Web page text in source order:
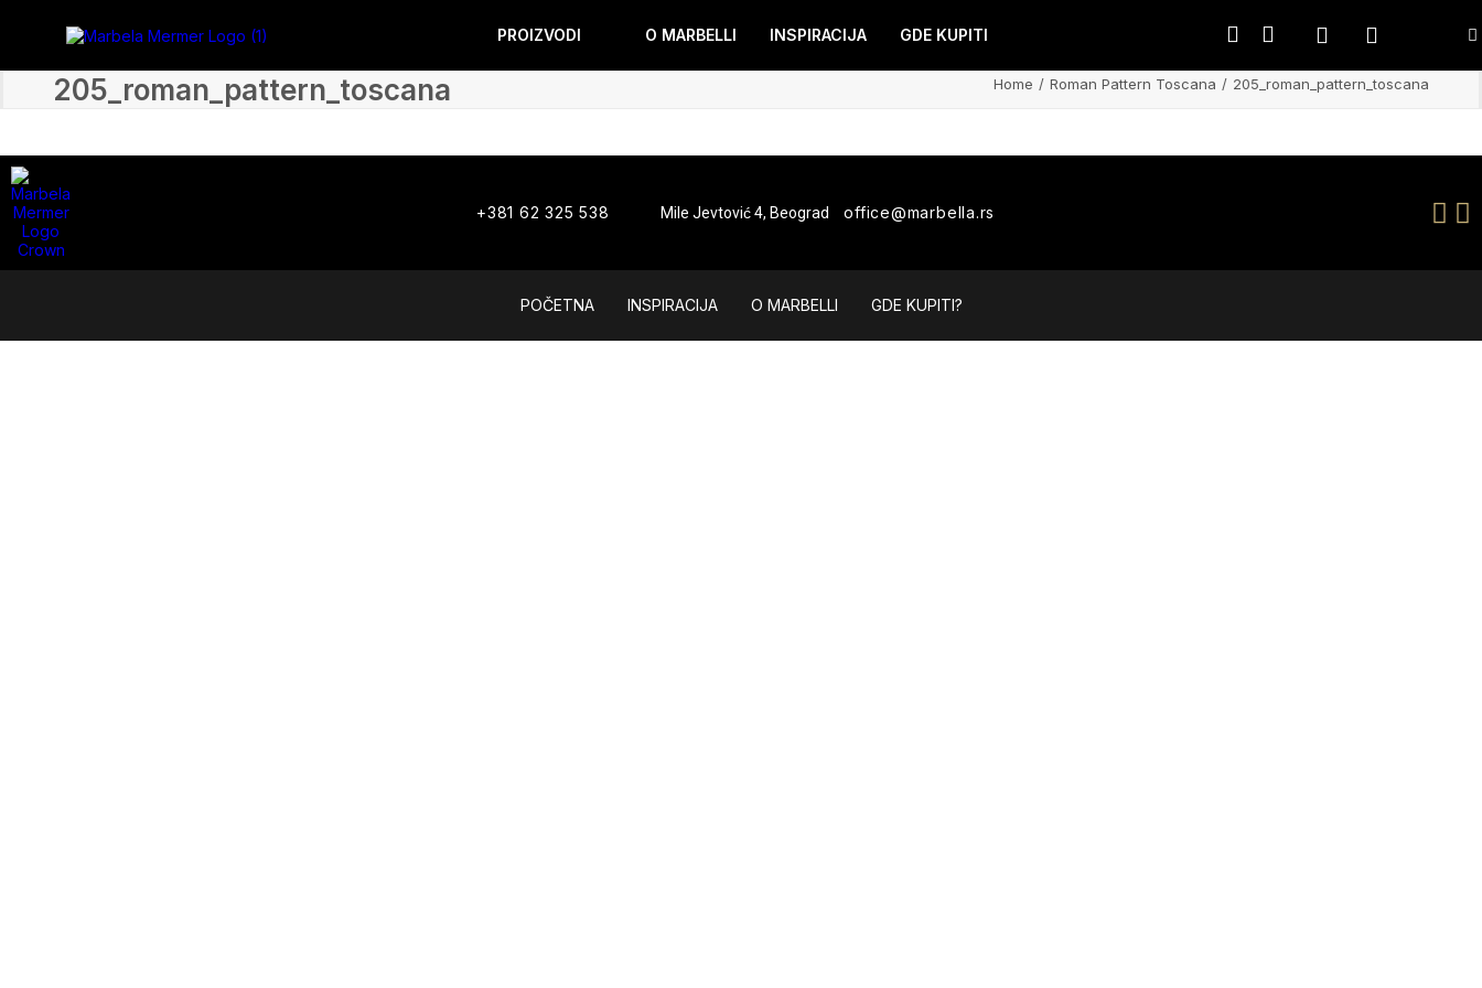
PROIZVODI O MARBELLI INSPIRACIJA GDE KUPITI
205_roman_pattern_toscana Home Roman Pattern Toscana 205_roman_pattern_toscana
+381 62 325 538 Mile Jevtović 4, Beograd office@marbella.rs
POČETNA INSPIRACIJA O MARBELLI GDE KUPITI?